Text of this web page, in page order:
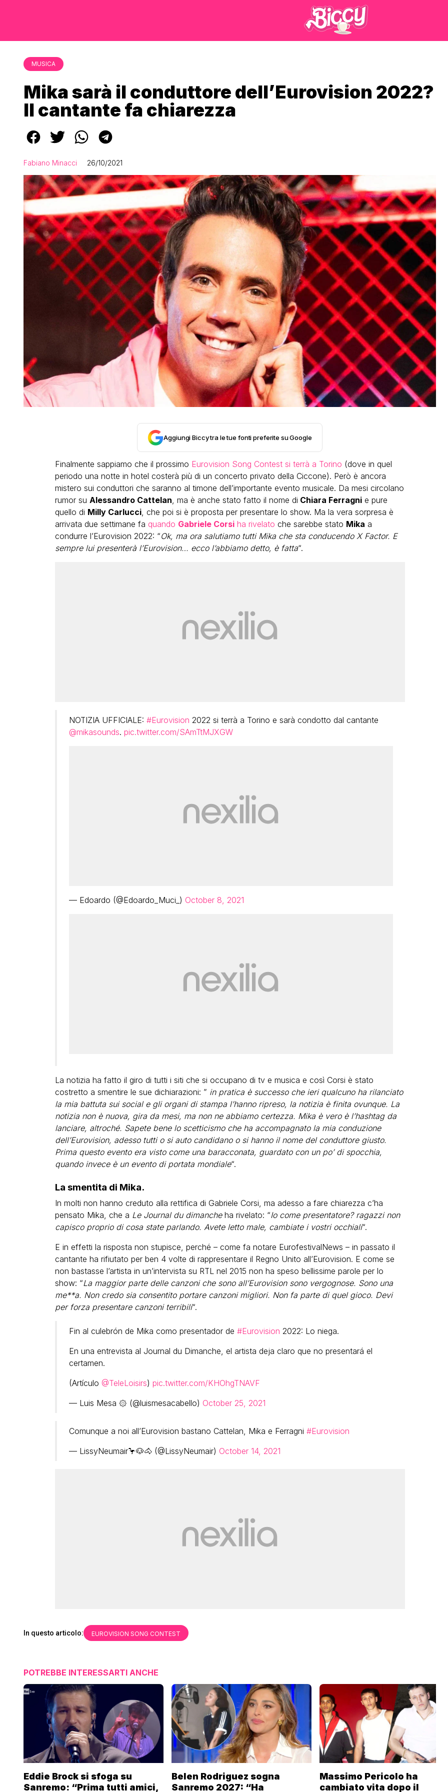
MUSICA
Mika sarà il conduttore dell’Eurovision 2022?
Il cantante fa chiarezza
Fabiano Minacci 26/10/2021
Aggiungi Biccy tra le tue fonti preferite su Google
Finalmente sappiamo che il prossimo Eurovision Song Contest si terrà a Torino (dove in quel
periodo una notte in hotel costerà più di un concerto privato della Ciccone). Però è ancora
mistero sui conduttori che saranno al timone dell’importante evento musicale. Da mesi circolano
rumor su Alessandro Cattelan, ma è anche stato fatto il nome di Chiara Ferragnie pure
quello di Milly Carlucci, che poi si è proposta per presentare lo show. Ma la vera sorpresa è
arrivata due settimane fa quando Gabriele Corsiha rivelato che sarebbe stato Mika a
condurre l’Eurovision 2022: “Ok, ma ora salutiamo tutti Mika che sta conducendo X Factor. E
sempre lui presenterà l’Eurovision… ecco l’abbiamo detto, è fatta“.
NOTIZIA UFFICIALE: #Eurovision 2022 si terrà a Torino e sarà condotto dal cantante
@mikasounds. pic.twitter.com/SAmTtMJXGW
— Edoardo (@Edoardo_Muci_) October 8, 2021
La notizia ha fatto il giro di tutti i siti che si occupano di tv e musica e così Corsi è stato
costretto a smentire le sue dichiarazioni: ” in pratica è successo che ieri qualcuno ha rilanciato
la mia battuta sui social e gli organi di stampa l’hanno ripreso, la notizia è finita ovunque. La
notizia non è nuova, gira da mesi, ma non ne abbiamo certezza. Mika è vero è l’hashtag da
lanciare, altroché. Sapete bene lo scetticismo che ha accompagnato la mia conduzione
dell’Eurovision, adesso tutti o si auto candidano o si hanno il nome del conduttore giusto.
Prima questo evento era visto come una baracconata, guardato con un po’ di spocchia,
quando invece è un evento di portata mondiale“.
La smentita di Mika.
In molti non hanno creduto alla rettifica di Gabriele Corsi, ma adesso a fare chiarezza c’ha
pensato Mika, che a Le Journal du dimancheha rivelato: “Io come presentatore? ragazzi non
capisco proprio di cosa state parlando. Avete letto male, cambiate i vostri occhiali“.
E in effetti la risposta non stupisce, perché – come fa notare EurofestivalNews – in passato il
cantante ha rifiutato per ben 4 volte di rappresentare il Regno Unito all’Eurovision. E come se
non bastasse l’artista in un’intervista su RTL nel 2015 non ha speso bellissime parole per lo
show: “La maggior parte delle canzoni che sono all’Eurovision sono vergognose. Sono una
me**a. Non credo sia consentito portare canzoni migliori. Non fa parte di quel gioco. Devi
per forza presentare canzoni terribili“.
Fin al culebrón de Mika como presentador de #Eurovision 2022: Lo niega.
En una entrevista al Journal du Dimanche, el artista deja claro que no presentará el
certamen.
(Artículo @TeleLoisirs) pic.twitter.com/KHOhgTNAVF
— Luis Mesa ۞ (@luismesacabello) October 25, 2021
Comunque a noi all’Eurovision bastano Cattelan, Mika e Ferragni #Eurovision
— LissyNeumair🦩🐶🐴 (@LissyNeumair) October 14, 2021
In questo articolo: EUROVISION SONG CONTEST
POTREBBE INTERESSARTI ANCHE
Eddie Brock si sfoga su
Sanremo: “Prima tutti amici,
Belen Rodriguez sogna
Sanremo 2027: “Ha
Massimo Pericolo ha
cambiato vita dopo il
Bambola Star, la festa di